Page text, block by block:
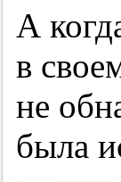
А
в
не
была